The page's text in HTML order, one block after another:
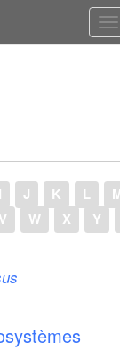
I J K L
V W X Y